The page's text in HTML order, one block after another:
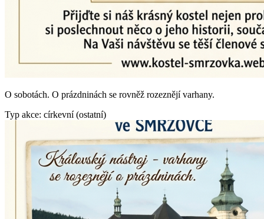
O sobotách. O prázdninách se rovněž rozeznějí varhany.
Typ akce: církevní (ostatní)